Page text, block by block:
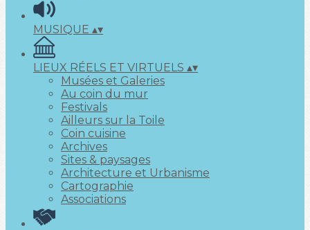
MUSIQUE ▴▾
LIEUX RÉELS ET VIRTUELS ▴▾
Musées et Galeries
Au coin du mur
Festivals
Ailleurs sur la Toile
Coin cuisine
Archives
Sites & paysages
Architecture et Urbanisme
Cartographie
Associations